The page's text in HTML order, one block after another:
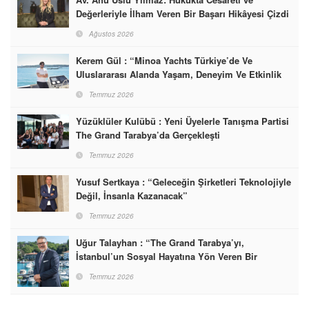
Değerleriyle İlham Veren Bir Başarı Hikâyesi Çizdi
Ağustos 2026
Kerem Gül : “Minoa Yachts Türkiye’de Ve
Uluslararası Alanda Yaşam, Deneyim Ve Etkinlik
Markası Olacak”
Temmuz 2026
Yüzüklüler Kulübü : Yeni Üyelerle Tanışma Partisi
The Grand Tarabya’da Gerçekleşti
Temmuz 2026
Yusuf Sertkaya : “Geleceğin Şirketleri Teknolojiyle
Değil, İnsanla Kazanacak”
Temmuz 2026
Uğur Talayhan : “The Grand Tarabya’yı,
İstanbul’un Sosyal Hayatına Yön Veren Bir
Destinasyon Haline Getirmeyi Hedefliyorum”
Temmuz 2026